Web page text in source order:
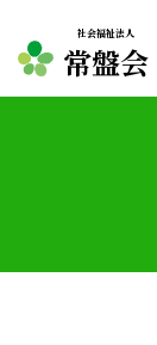
社会福祉法人
常盤会